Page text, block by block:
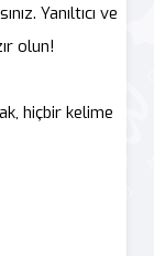
Yanıltıcı ve
olun!
hiçbir kelime